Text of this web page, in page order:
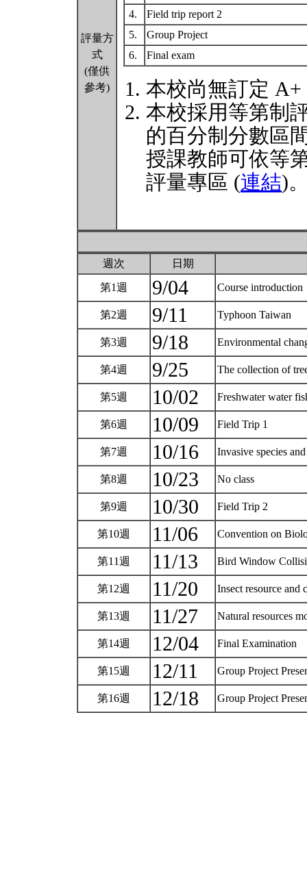
評量方
式
(僅供
參考)
4.
Field trip report 2
5.
Group Project
6.
Final exam
本校尚無訂定
本校採用等第制
的百分制分數區
授課教師可依等
評量專區 (連結)
週次 日期
第1週 9/04 Course introduction
第2週 9/11 Typhoon Taiwan
第3週 9/18 Environmental
第4週 9/25 The collection of
第5週 10/02 Freshwater water
第6週 10/09 Field Trip 1
第7週 10/16 Invasive species
第8週 10/23 No class
第9週 10/30 Field Trip 2
第10週 11/06 Convention on
第11週 11/13 Bird Window
第12週 11/20 Insect resource and
第13週 11/27 Natural resources
第14週 12/04 Final Examination
第15週 12/11 Group Project
第16週 12/18 Group Project